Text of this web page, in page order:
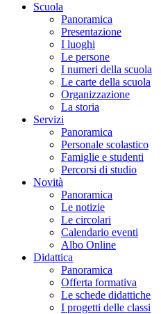
Scuola
Panoramica
Presentazione
I luoghi
Le persone
I numeri della scuola
Le carte della scuola
Organizzazione
La storia
Servizi
Panoramica
Personale scolastico
Famiglie e studenti
Percorsi di studio
Novità
Panoramica
Le notizie
Le circolari
Calendario eventi
Albo Online
Didattica
Panoramica
Offerta formativa
Le schede didattiche
I progetti delle classi